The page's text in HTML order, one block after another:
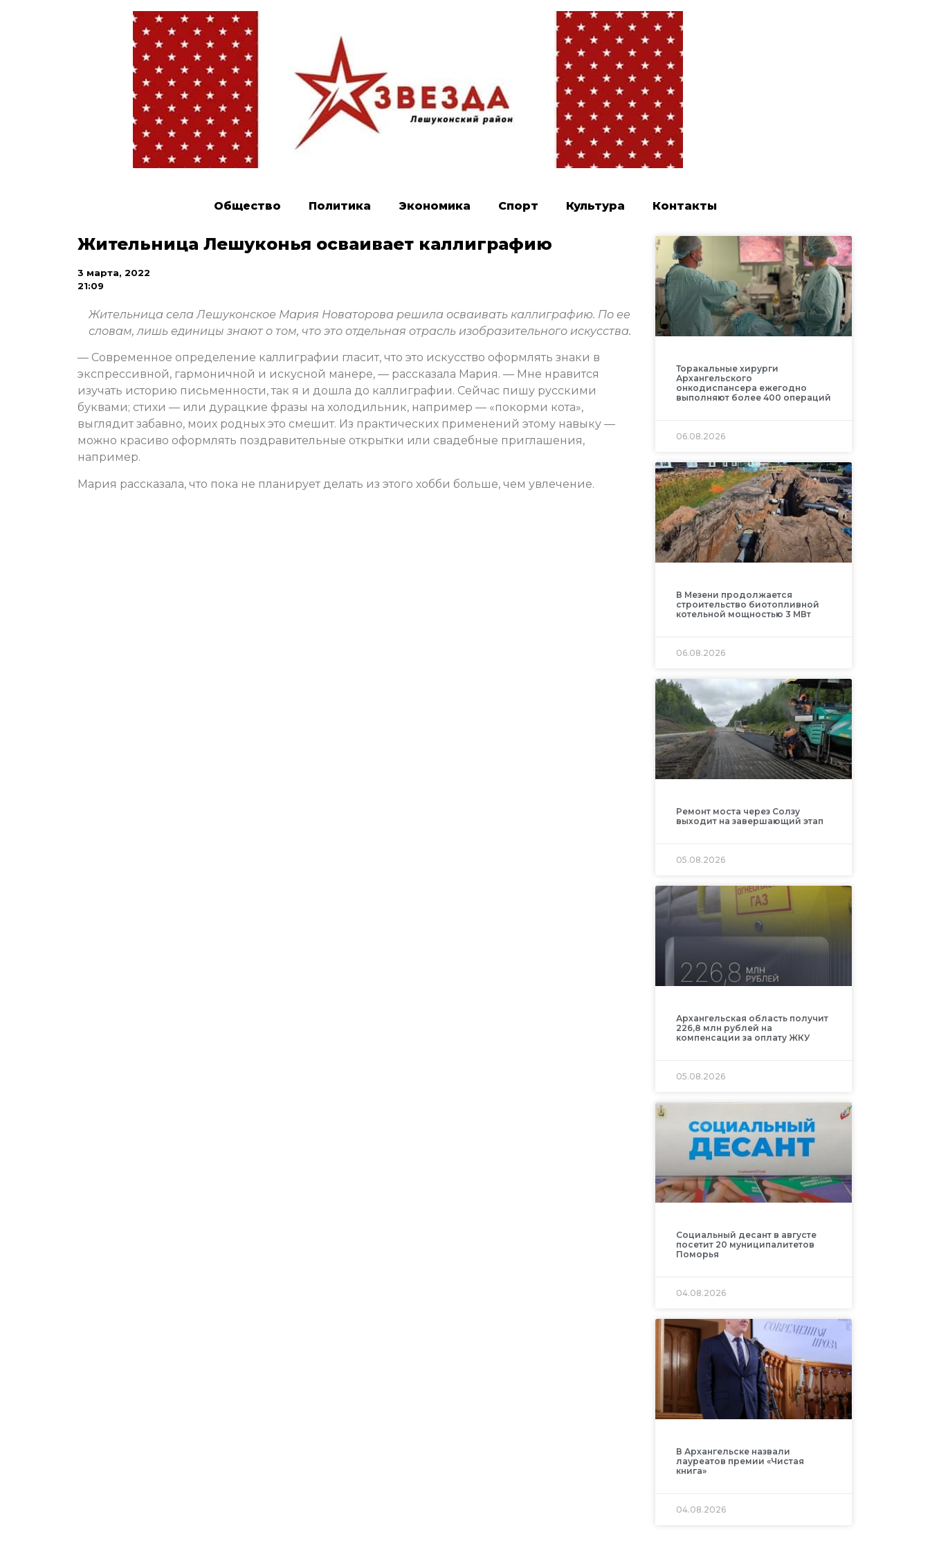
Общество Политика Экономика Спорт Культура Контакты
Жительница Лешуконья осваивает каллиграфию
3 марта, 2022
21:09
Жительница села Лешуконское Мария Новаторова решила осваивать каллиграфию. По ее
словам, лишь единицы знают о том, что это отдельная отрасль изобразительного искусства.
— Современное определение каллиграфии гласит, что это искусство оформлять знаки в
экспрессивной, гармоничной и искусной манере, — рассказала Мария. — Мне нравится
изучать историю письменности, так я и дошла до каллиграфии. Сейчас пишу русскими
буквами; стихи — или дурацкие фразы на холодильник, например — «покорми кота»,
выглядит забавно, моих родных это смешит. Из практических применений этому навыку —
можно красиво оформлять поздравительные открытки или свадебные приглашения,
например.
Мария рассказала, что пока не планирует делать из этого хобби больше, чем увлечение.
Торакальные хирурги
Архангельского
онкодиспансера ежегодно
выполняют более 400 операций
06.08.2026
В Мезени продолжается
строительство биотопливной
котельной мощностью 3 МВт
06.08.2026
Ремонт моста через Солзу
выходит на завершающий этап
05.08.2026
Архангельская область получит
226,8 млн рублей на
компенсации за оплату ЖКУ
05.08.2026
Социальный десант в августе
посетит 20 муниципалитетов
Поморья
04.08.2026
В Архангельске назвали
лауреатов премии «Чистая
книга»
04.08.2026